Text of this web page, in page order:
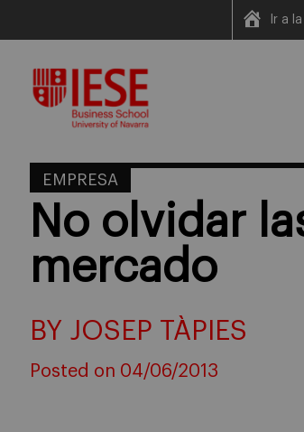
content
Ir a
EMPRESA
No olvidar
mercado
BY JOSEP TÀPIES
Posted on 04/06/2013